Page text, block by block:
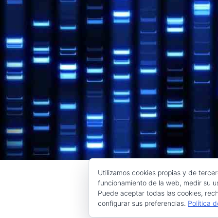
Utilizamos cookies propias y de
funcionamiento de la web, medir su
Puede aceptar todas las cookies,
configurar sus preferencias. Política